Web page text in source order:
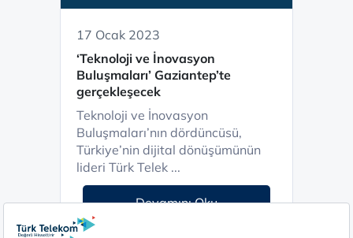
17 Ocak 2023
‘Teknoloji ve İnovasyon
Buluşmaları’ Gaziantep’te
gerçekleşecek
Teknoloji ve İnovasyon
Buluşmaları’nın dördüncüsü,
Türkiye’nin dijital dönüşümünün
lideri Türk Telek ...
Devamını Oku